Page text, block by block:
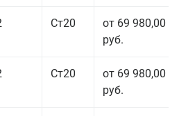
Ст20
от 69 980,00
руб.
Ст20
от 69 980,00
руб.